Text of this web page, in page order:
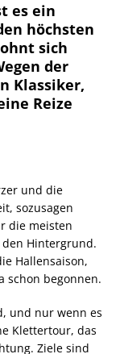
es ein
höchsten
sich
der
Klassiker,
Reize
und die
sozusagen
die meisten
Hintergrund.
Hallensaison,
schon begonnen.
und nur wenn es
Klettertour, das
Ziele sind